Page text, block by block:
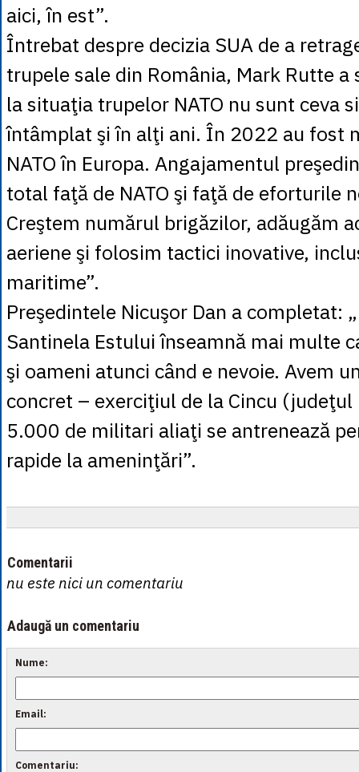
aici, în est”.
Întrebat despre decizia SUA de a
trupele sale din România, Mark Rutte a
la situaţia trupelor NATO nu sunt ceva
întâmplat şi în alţi ani. În 2022 au fost
NATO în Europa. Angajamentul
total faţă de NATO şi faţă de eforturile
Creştem numărul brigăzilor, adăugăm
aeriene şi folosim tactici inovative,
maritime”.
Preşedintele Nicuşor Dan a completat:
Santinela Estului înseamnă mai multe
şi oameni atunci când e nevoie. Avem
concret – exerciţiul de la Cincu (judeţul
5.000 de militari aliaţi se antrenează
rapide la ameninţări”.
Comentarii
nu este nici un comentariu
Adaugă un comentariu
Nume:
Email:
Comentariu: